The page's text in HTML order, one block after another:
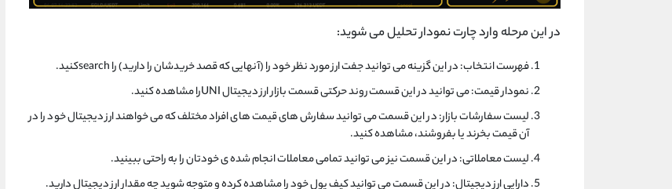
در این مرحله وارد چارت نمودار تحلیل می شوید:
فهرست انتخاب: در این گزینه می توانید جفت ارز مورد نظر خود را (آنهایی که قصد خریدشان را دارید) را searchکنید.
نمودار قیمت: می توانید در این قسمت روند حرکتی قسمت بازار ارز دیجیتال UNIرا مشاهده کنید.
لیست سفارشات بازار: در این قسمت می توانید سفارش های قیمت های افراد مختلف که می خواهند ارز دیجیتال خود را در
آن قیمت بخرند یا بفروشند، مشاهده کنید.
لیست معاملاتی: در این قسمت نیز می توانید تمامی معاملات انجام شده ی خودتان را به راحتی ببینید.
دارایی ارز دیجیتال: در این قسمت می توانید کیف پول خود را مشاهده کرده و متوجه شوید چه مقدار ارز دیجیتال دارید.